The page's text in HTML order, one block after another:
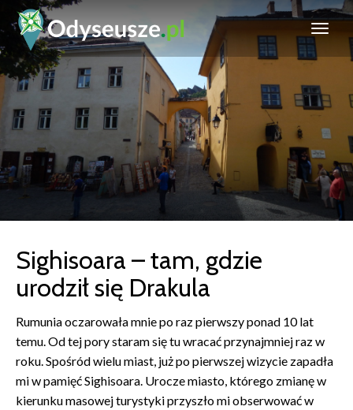
Sighisoara – tam, gdzie
urodził się Drakula
Rumunia oczarowała mnie po raz pierwszy ponad 10 lat
temu. Od tej pory staram się tu wracać przynajmniej raz w
roku. Spośród wielu miast, już po pierwszej wizycie zapadła
mi w pamięć Sighisoara. Urocze miasto, którego zmianę w
kierunku masowej turystyki przyszło mi obserwować w